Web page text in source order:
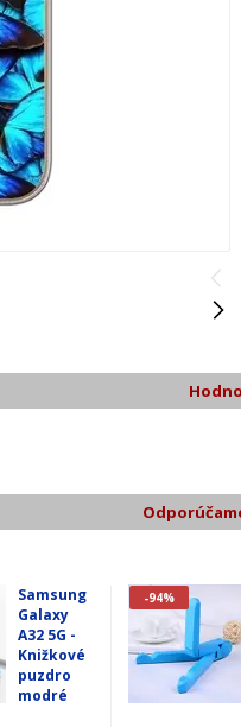
Samsung
Galaxy
A32 5G -
Knižkové
puzdro
modré
-94%